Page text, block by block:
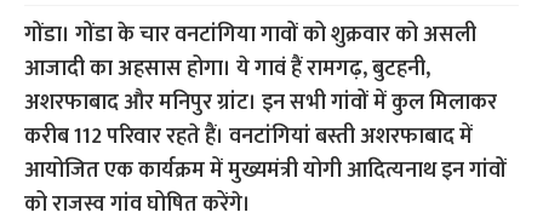
गोंडा। गोंडा के चार वनटांगिया गावों को शुक्रवार को असली
आजादी का अहसास होगा। ये गावं हैं रामगढ़, बुटहनी,
अशरफाबाद और मनिपुर ग्रांट। इन सभी गांवों में कुल मिलाकर
करीब 112 परिवार रहते हैं। वनटांगियां बस्ती अशरफाबाद में
आयोजित एक कार्यक्रम में मुख्यमंत्री योगी आदित्यनाथ इन गांवों
को राजस्व गांव घोषित करेंगे।